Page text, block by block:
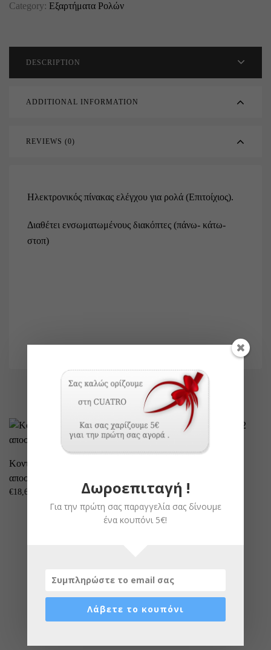
Category: Εξαρτήματα Ρολών
DESCRIPTION
ADDITIONAL INFORMATION
REVIEWS (0)
Ηλεκτρονικός πίνακας ελέγχου για ρολά (Επιτοίχιος).
Διαθέτει ενσωματωμένους διακόπτες (πάνω- κάτω-
στοπ)
ΣΧΕΤΙΚΆ ΠΡΟΪΌΝΤΑ
Κοντάρι μανιβέλας
αποσπώμενο
€18,60
Βάση για ρουλεμάν Φ42
ΠΡΟΒΛΉΘΗΚΑΝ ΠΡΌΣΦΑΤΑ
Δωροεπιταγή !
Για την πρώτη σας παραγγελία σας δίνουμε
ένα κουπόνι 5€!
Λάβετε το κουπόνι